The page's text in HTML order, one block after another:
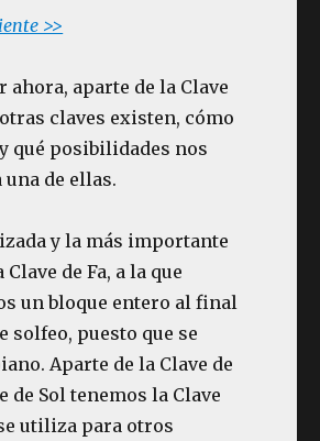
>>
ahora, aparte de la Clave
claves existen, cómo
qué posibilidades nos
una de ellas.
y la más importante
de Fa, a la que
un bloque entero al final
solfeo, puesto que se
Aparte de la Clave de
de Sol tenemos la Clave
utiliza para otros